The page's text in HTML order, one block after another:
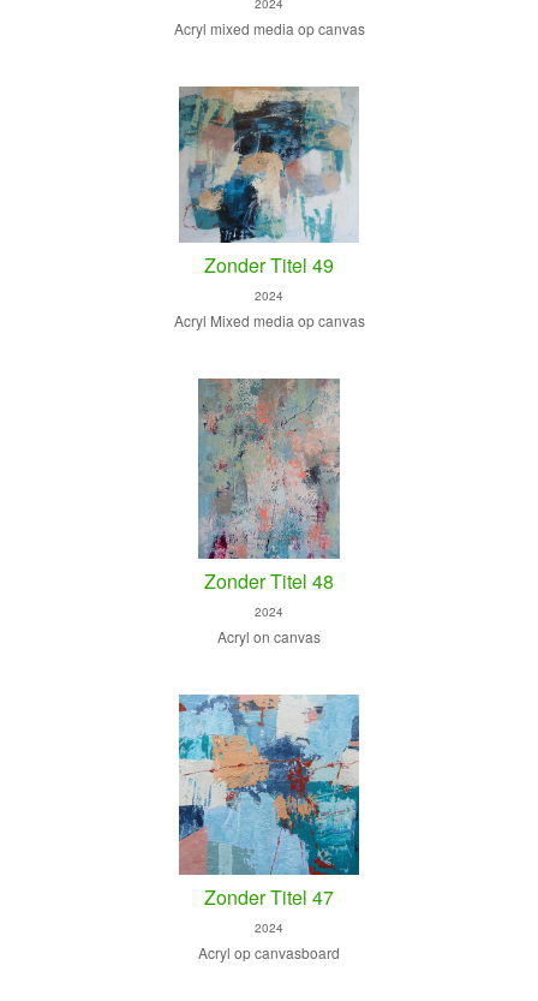
Acryl mixed media op canvas
Zonder Titel 49
2024
Acryl Mixed media op canvas
Zonder Titel 48
2024
Acryl on canvas
Zonder Titel 47
2024
Acryl op canvasboard